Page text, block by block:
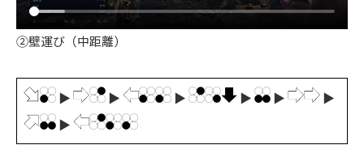
②壁運び（中距離）
▶ ▶ ▶ ▶ ▶
▶
▶